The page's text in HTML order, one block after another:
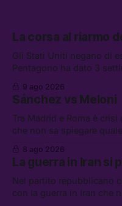
La corsa al riarmo
Gli Stati Uniti negano di
Pentagono ha dato 3
continuerà ad usare i
La Russa, e la centrale
9 ago 2026
Sánchez vs Meloni
Tra Madrid e Roma è
che non sa spiegare
di difesa tra Arabia
carburante irregolare, e
8 ago 2026
La guerra in Iran si
Nel partito repubblicano
con la guerra in Iran che